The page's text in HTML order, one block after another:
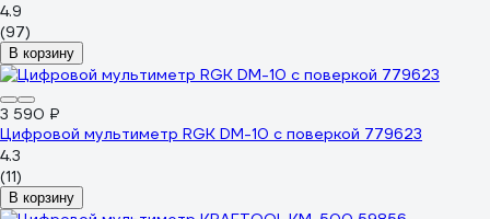
4.9
(97)
В корзину
3 590 ₽
Цифровой мультиметр RGK DM-10 с поверкой 779623
4.3
(11)
В корзину